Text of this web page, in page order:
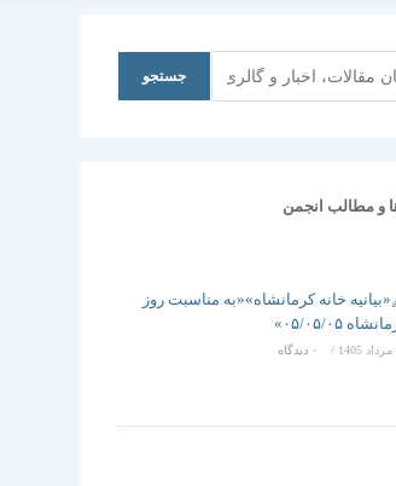
جستجو
و مطالب انجمن
خانه کرمانشاه»«به مناسبت روز
۰۵/۰۵/۰۵»
/ ۰ دیدگاه